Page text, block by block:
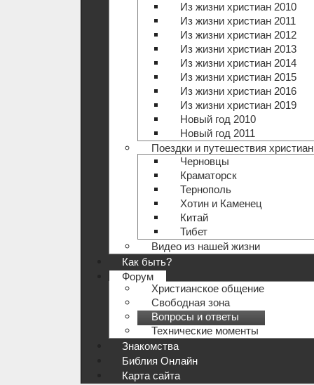
Из жизни христиан 2010
Из жизни христиан 2011
Из жизни христиан 2012
Из жизни христиан 2013
Из жизни христиан 2014
Из жизни христиан 2015
Из жизни христиан 2016
Из жизни христиан 2019
Новый год 2010
Новый год 2011
Поездки и путешествия христиан
Черновцы
Краматорск
Тернополь
Хотин и Каменец
Китай
Тибет
Видео из нашей жизни
Как быть?
Форум
Христианское общение
Свободная зона
Вопросы и ответы
Технические моменты
Знакомства
Библия Онлайн
Карта сайта